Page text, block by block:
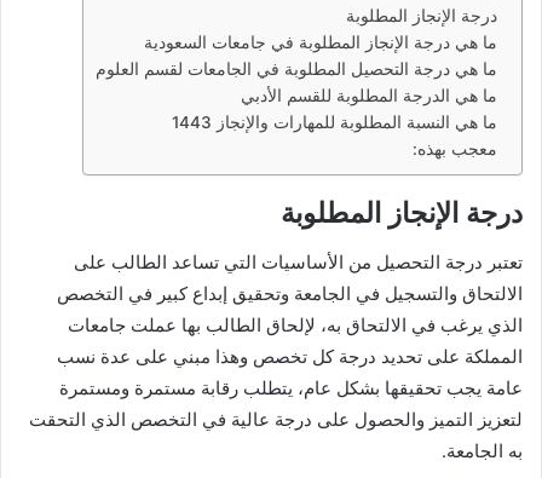
درجة الإنجاز المطلوبة
ما هي درجة الإنجاز المطلوبة في جامعات السعودية
ما هي درجة التحصيل المطلوبة في الجامعات لقسم العلوم
ما هي الدرجة المطلوبة للقسم الأدبي
ما هي النسبة المطلوبة للمهارات والإنجاز 1443
معجب بهذه:
درجة الإنجاز المطلوبة
تعتبر درجة التحصيل من الأساسيات التي تساعد الطالب على
الالتحاق والتسجيل في الجامعة وتحقيق إبداع كبير في التخصص
الذي يرغب في الالتحاق به، لإلحاق الطالب بها عملت جامعات
المملكة على تحديد درجة كل تخصص وهذا مبني على عدة نسب
عامة يجب تحقيقها بشكل عام، يتطلب رقابة مستمرة ومستمرة
لتعزيز التميز والحصول على درجة عالية في التخصص الذي التحقت
به الجامعة.